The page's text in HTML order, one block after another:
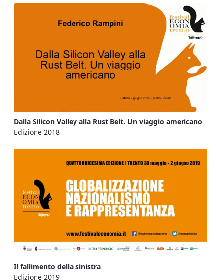
Dalla Silicon Valley alla Rust Belt. Un viaggio americano
Edizione 2018
Il fallimento della sinistra
Edizione 2019